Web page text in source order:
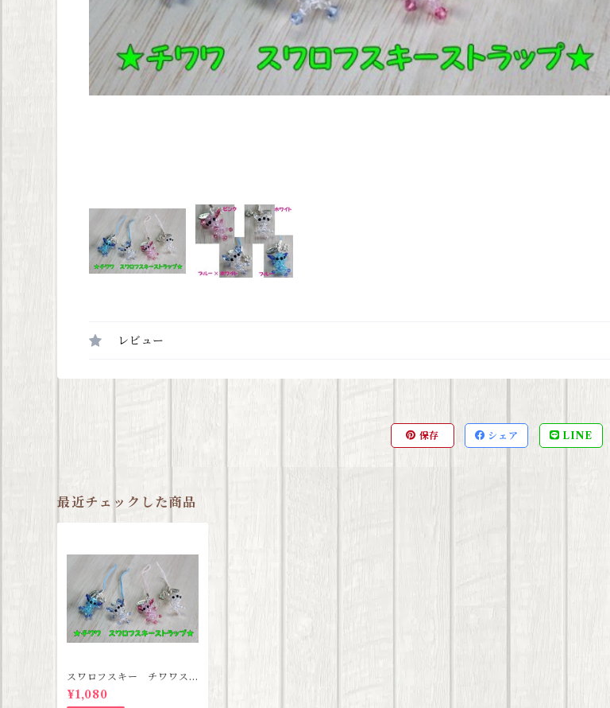
レビュー
保存 シェア LINE
最近チェックした商品
スワロフスキー チワワス
トラップ 【３種類セット
セール価格】
¥1,080